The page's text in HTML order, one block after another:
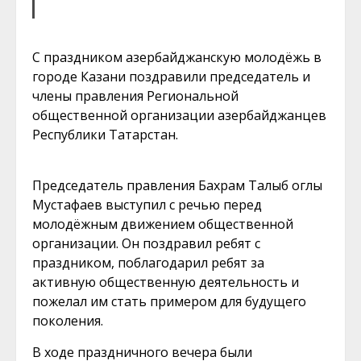
С праздником азербайджанскую молодёжь в
городе Казани поздравили председатель и
члены правления Региональной
общественной организации азербайджанцев
Республики Татарстан.
Председатель правления Бахрам Талыб оглы
Мустафаев выступил с речью перед
молодёжным движением общественной
организации. Он поздравил ребят с
праздником, поблагодарил ребят за
активную общественную деятельность и
пожелал им стать примером для будущего
поколения.
В ходе праздничного вечера были